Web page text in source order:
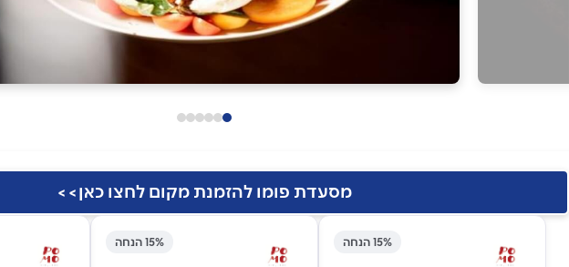
מסעדת פומו להזמנת מקום לחצו כאן>>
15% הנחה 15% הנחה